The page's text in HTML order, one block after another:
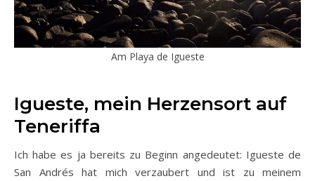
Am Playa de Igueste
Igueste, mein Herzensort auf
Teneriffa
Ich habe es ja bereits zu Beginn angedeutet: Igueste de
San Andrés hat mich verzaubert und ist zu meinem